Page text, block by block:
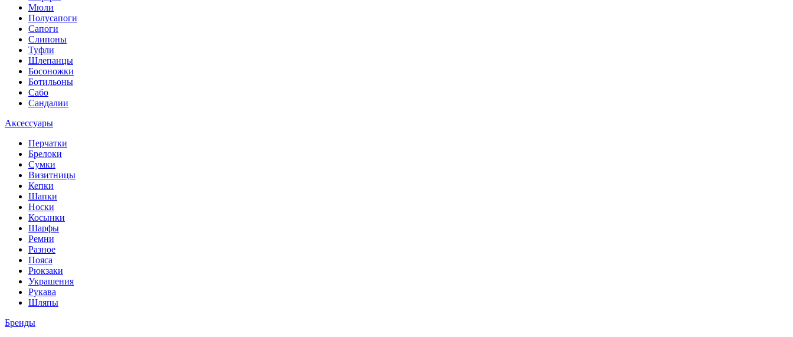
Мюли
Полусапоги
Сапоги
Слипоны
Туфли
Шлепанцы
Босоножки
Ботильоны
Сабо
Сандалии
Аксессуары
Перчатки
Брелоки
Сумки
Визитницы
Кепки
Шапки
Носки
Косынки
Шарфы
Ремни
Разное
Пояса
Рюкзаки
Украшения
Рукава
Шляпы
Бренды